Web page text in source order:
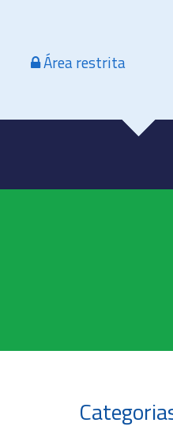
Área restrita